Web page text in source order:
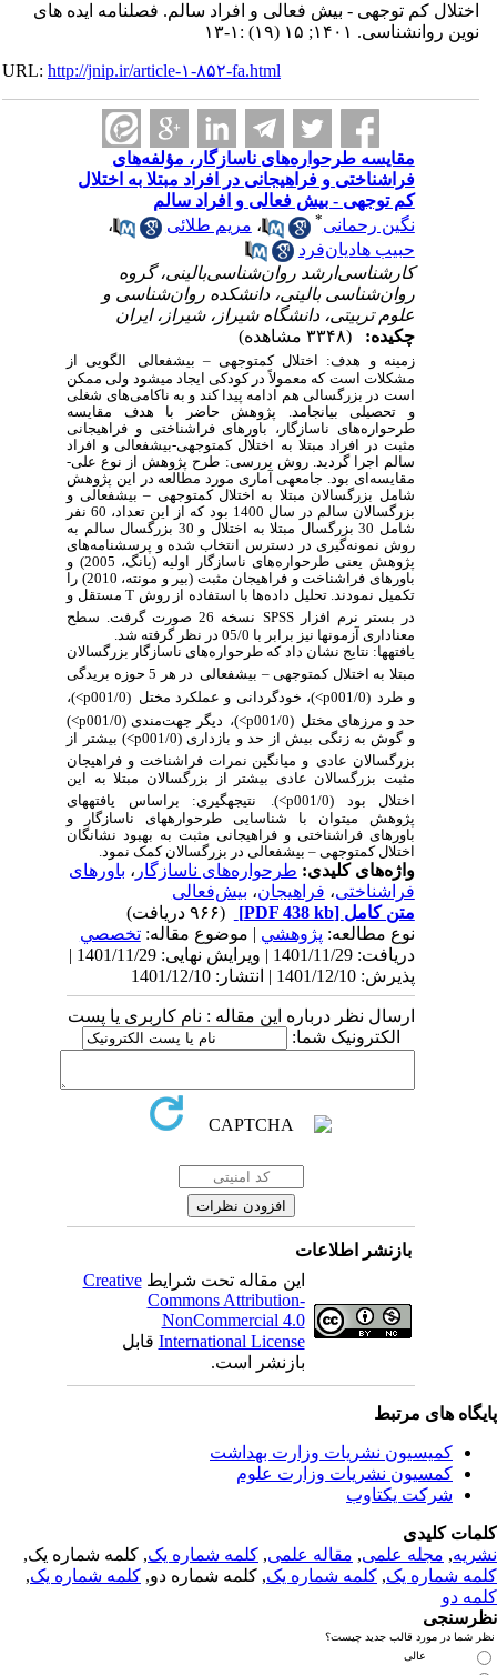
اختلال کم توجهی - بیش فعالی و افراد سالم. فصلنامه ایده های
نوین روانشناسی. ۱۴۰۱; ۱۵ (۱۹) :۱-۱۳
URL:http://jnip.ir/article-۱-۸۵۲-fa.html
مقایسه طرحواره‌های ناسازگار، مؤلفه‌های
فراشناختی و فراهیجانی در افراد مبتلا به اختلال
کم توجهی - بیش فعالی و افراد سالم
نگین رحمانی
،مریم طلائی
،
حبیب هادیان‌فرد
کارشناسی‌ارشد روان‌شناسی‌بالینی، گروه
روان‌شناسی بالینی، دانشکده روان‌شناسی و
علوم تربیتی، دانشگاه شیراز، شیراز، ایران
چکیده:
زمینه و هدف: اختلال کم­توجهی – بیش­فعالی
الگویی از
مشکلات است کهمعمولاً در کودکی ایجاد می­شود ولی ممکن
است در بزرگسالی هم ادامه پیدا کند و به ناکامیهایشغلی
و تحصیلی بیانجامد. پژوهش حاضر با هدف مقایسه
طرحواره‌های ناسازگار، باورهای فراشناختی و فراهیجانی
مثبت در افراد مبتلا به اختلال کم­توجهی-بیش­فعالی و افراد
سالم اجرا گردید.روش بررسی: طرح پژوهش از نوع علی-
مقایسه‌ای بود. جامعه­ی آماری مورد مطالعه در این پژوهش
شامل بزرگسالان مبتلا به اختلال کم­توجهی– بیش­فعالیو
بزرگسالان سالم در سال 1400 بود که از این تعداد، 60 نفر
شامل 30 بزرگسال مبتلا به اختلال و 30 بزرگسال سالم به
روش نمونه‌گیری در دسترس انتخاب شده و پرسشنامه‌های
پژوهش یعنی طرحواره‌های ناسازگار اولیه (یانگ، 2005) و
باورهای فراشناخت و فراهیجان مثبت (بیر و مونته، 2010)
را
تکمیل نمودند . تحلیل داده‌‌ها با استفاده از روشT مستقل و
در بستر نرم افزارSPSS نسخه 26 صورت گرفت.
سطح
معناداری آزمون­ها نیز برابر با
یافته­ها:نتایج نشان داد کهطرحواره‌های ناسازگار بزرگسالان
مبتلا به اختلال کم­توجهی–بیش­فعالی در هر 5 حوزه
بریدگی
و طرد (
001/0
p
<
)،خودگردانی و عملکرد مختل (
001/0
p
<
)،
حد و مرزهای مختل
(
001/0
p
<
)، دیگر جهت‌مندی(
001/0
p
<
)
گوش به زنگی بیش از حد و بازداری (
001/0
p
<
)بیشتر از
بزرگسالان عادی و میانگین نمرات فراشناخت و فراهیجان
مثبت بزرگسالان عادیبیشتر از بزرگسالان مبتلا بهاین
اختلال بود 001/0
p
<
)
. نتیجه­گیری: براساس یافته­های
پژوهشمی­توان با شناسایی طرحواره­های ناسازگار و
باورهای فراشناختی و فراهیجانی مثبتبه بهبود نشانگان
اختلال کم­توجهی–بیش­فعالیدر بزرگسالان کمک نمود.
واژه‌های کلیدی:طرحواره‌های ناسازگار، باورهای
فراشناختی،فراهیجان،بیش‌فعالی
متن کامل[PDF 438 kb]
نوع مطالعه:پژوهشي| موضوع مقاله:تخصصي
دریافت: 1401/11/29 | ویرایش نهایی: 1401/11/29 |
پذیرش: 1401/12/10 | انتشار: 1401/12/10
ارسال نظر درباره این مقاله : نام کاربری یا پست
الکترونیک شما:
بازنشر اطلاعات
این مقاله تحت شرایطCreative
Commons Attribution-
NonCommercial 4.0
International Licenseقابل
بازنشر است.
های مرتبط
کمیسیون نشریات وزارت بهداشت
کمسیون نشریات وزارت علوم
شرکت یکتاوب
کلیدی
,مجله علمی, مقاله علمی, کلمه شماره یک, کلمه شماره یک,
شماره یک,کلمه شماره یک, کلمه شماره دو,کلمه شماره یک,
دو
شما در مورد قالب جدید چیست؟
عالی